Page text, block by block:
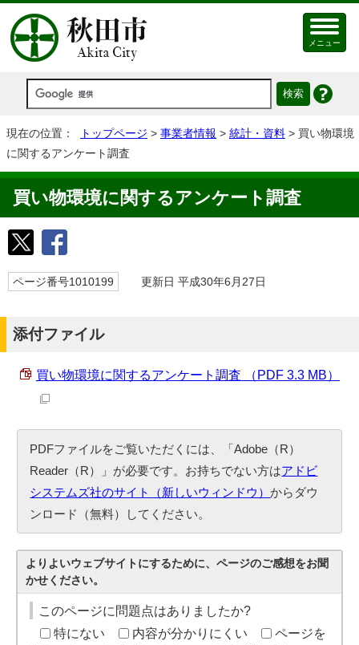
メニュー
現在の位置： トップページ > 事業者情報 > 統計・資料 > 買い物環境
に関するアンケート調査
買い物環境に関するアンケート調査
ページ番号1010199 更新日 平成30年6月27日
添付ファイル
買い物環境に関するアンケート調査 （PDF 3.3 MB）
PDFファイルをご覧いただくには、「Adobe（R）
Reader（R）」が必要です。お持ちでない方はアドビ
システムズ社のサイト（新しいウィンドウ）からダウ
ンロード（無料）してください。
よりよいウェブサイトにするために、ページのご感想をお聞
かせください。
このページに問題点はありましたか?
特にない
内容が分かりにくい
ページを